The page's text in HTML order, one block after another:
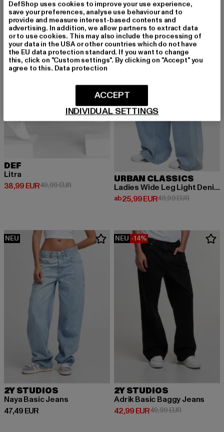
NEU -22%
DEF
Litra
38,99 EUR
Derzeitiger Preis: 38,99 EUR
49,99 EURAktionspreis: 49,99 EUR
-48%
URBAN CLASSICS
Ladies Wide Leg Light Denim
ab25,99 EUR
Derzeitiger Preis: ab 25,99 EUR
49,99 EUR
NEU
2Y STUDIOS
Naya Basic Jeans
47,49 EUR
Derzeitiger Preis: 47,49 EUR
NEU -14%
2Y STUDIOS
Adrik Basic Baggy Jeans
42,99 EUR
Derzeitiger Preis: 42,99 EUR
49,99 EURAktionspreis:
DefShop uses cookies to improve your use experience,
save your preferences, analyse use behaviour and to
provide and measure interest-based contents and
advertising. In addition, we allow partners to extract data
or to use cookies. This may also include the processing of
your data in the USA or other countries which do not have
the EU data protection standard. If you want to change
this, click on "Custom settings". By clicking on "Accept" you
agree to this. Data protection
INDIVIDUAL SETTINGS
ACCEPT